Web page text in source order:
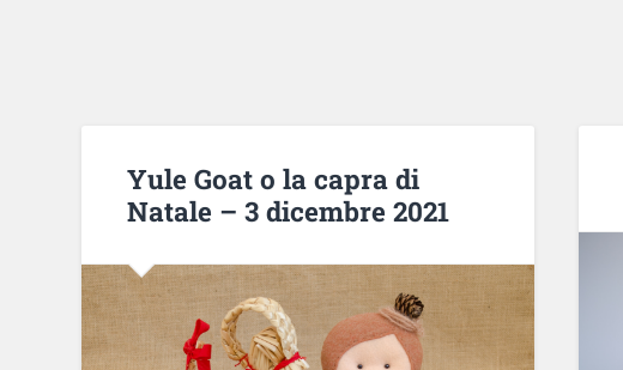
Yule Goat o la capra di
Natale – 3 dicembre 2021